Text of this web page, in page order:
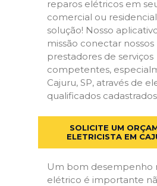
reparos elétricos em
comercial ou
solução! Nosso
missão conectar nossos
prestadores de serviços
competentes,
Cajuru, SP, através de
qualificados
SOLICITE UM
ELETRICISTA EM
Um bom desempenho
elétrico é importante